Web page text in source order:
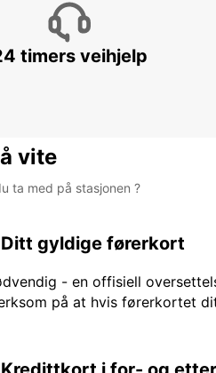
timers veihjelp
vite
ta med på stasjonen ?
Ditt gyldige førerkort
- en offisiell
på at hvis førerkortet